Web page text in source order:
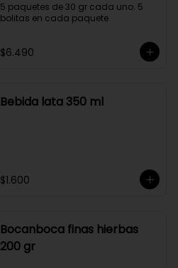
5 paquetes de 30 gr cada uno. 5
bolitas en cada paquete
$6.490
Bebida lata 350 ml
$1.600
Bocanboca finas hierbas
200 gr